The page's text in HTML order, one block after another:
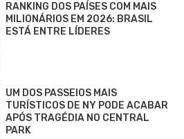
RANKING DOS PAÍSES COM MAIS
MILIONÁRIOS EM 2026: BRASIL
ESTÁ ENTRE LÍDERES
UM DOS PASSEIOS MAIS
TURÍSTICOS DE NY PODE ACABAR
APÓS TRAGÉDIA NO CENTRAL
PARK